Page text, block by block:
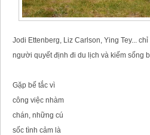
Jodi Ettenberg, Liz Carlson, Ying Tey...
người quyết định đi du lịch và kiếm sống
Gặp bế tắc vì
công việc nhàm
chán, những cú
sốc tình cảm là